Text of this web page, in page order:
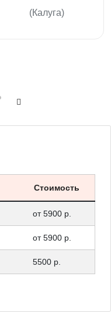
(Калуга)
Стоимость
от 5900 р.
от 5900 р.
5500 р.